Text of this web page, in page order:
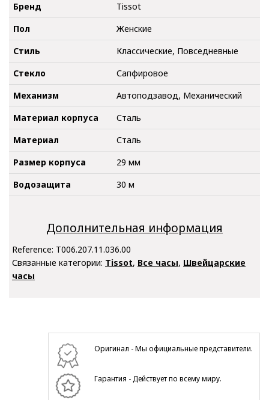
Бренд
Tissot
Пол
Женские
Стиль
Классические, Повседневные
Стекло
Сапфировое
Механизм
Автоподзавод, Механический
Материал корпуса
Сталь
Материал
Сталь
Размер корпуса
29 мм
Водозащита
30 м
Дополнительная информация
Reference: T006.207.11.036.00
Связанные категории: Tissot, Все часы, Швейцарские
часы
Оригинал - Мы официальные представители.
Гарантия - Действует по всему миру.